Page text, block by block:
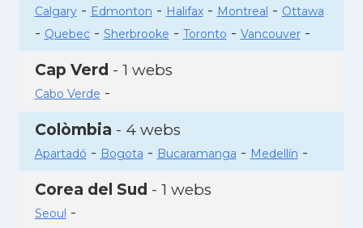
Calgary- Edmonton - Halifax- Montreal - Ottawa
- Quebec- Sherbrooke - Toronto - Vancouver-
Cap Verd - 1 webs
Cabo Verde -
Colòmbia - 4 webs
Apartadó - Bogota - Bucaramanga - Medellín -
Corea del Sud - 1 webs
Seoul -